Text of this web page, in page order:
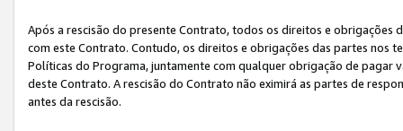
Após a rescisão do presente Contrato, todos os direitos e obrigações
com este Contrato. Contudo, os direitos e obrigações das partes nos
Políticas do Programa, juntamente com qualquer obrigação de
deste Contrato. A rescisão do Contrato não eximirá as partes de
antes da rescisão.